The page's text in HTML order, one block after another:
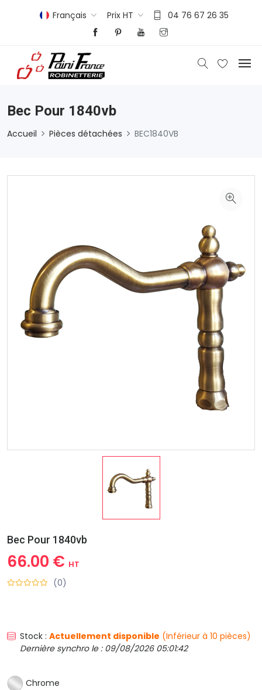
Français Prix HT 04 76 67 26 35
Bec Pour 1840vb
Accueil Pièces détachées BEC1840VB
Bec Pour 1840vb
66.00 € HT
(0)
Stock : Actuellement disponible (Inférieur à 10 pièces)
Dernière synchro le : 09/08/2026 05:01:42
Chrome